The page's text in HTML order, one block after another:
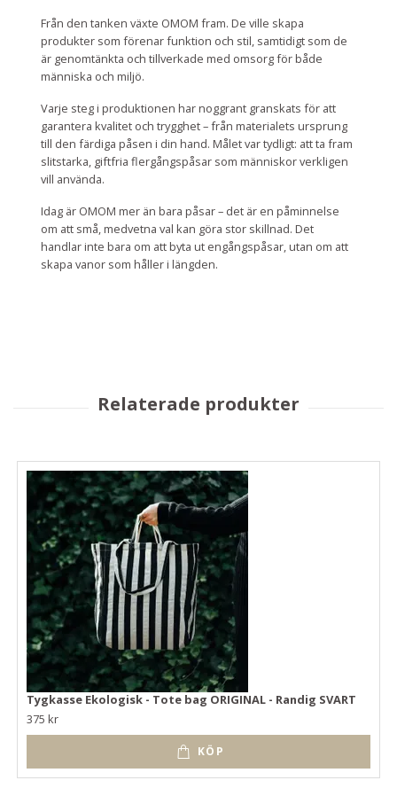
Från den tanken växte OMOM fram. De ville skapa
produkter som förenar funktion och stil, samtidigt som de
är genomtänkta och tillverkade med omsorg för både
människa och miljö.
Varje steg i produktionen har noggrant granskats för att
garantera kvalitet och trygghet – från materialets ursprung
till den färdiga påsen i din hand. Målet var tydligt: att ta fram
slitstarka, giftfria flergångspåsar som människor verkligen
vill använda.
Idag är OMOM mer än bara påsar – det är en påminnelse
om att små, medvetna val kan göra stor skillnad. Det
handlar inte bara om att byta ut engångspåsar, utan om att
skapa vanor som håller i längden.
Tygkasse Ekologisk - Tote bag ORIGINAL - Randig SVART
375 kr
KÖP